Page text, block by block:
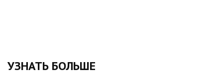
УЗНАТЬ БОЛЬШЕ